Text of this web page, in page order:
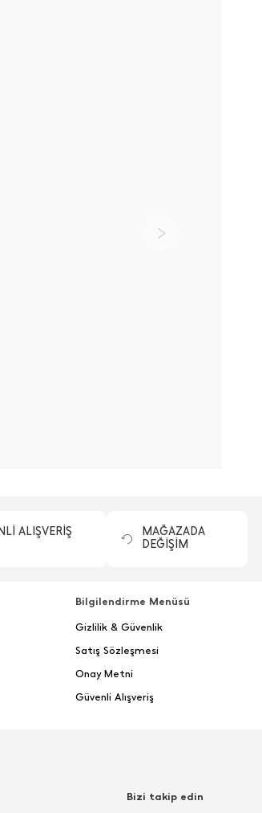
ALIŞVERİŞ
MAĞAZADA
DEĞİŞİM
Bilgilendirme Menüsü
Gizlilik & Güvenlik
Satış Sözleşmesi
Onay Metni
Güvenli Alışveriş
Bizi takip edin